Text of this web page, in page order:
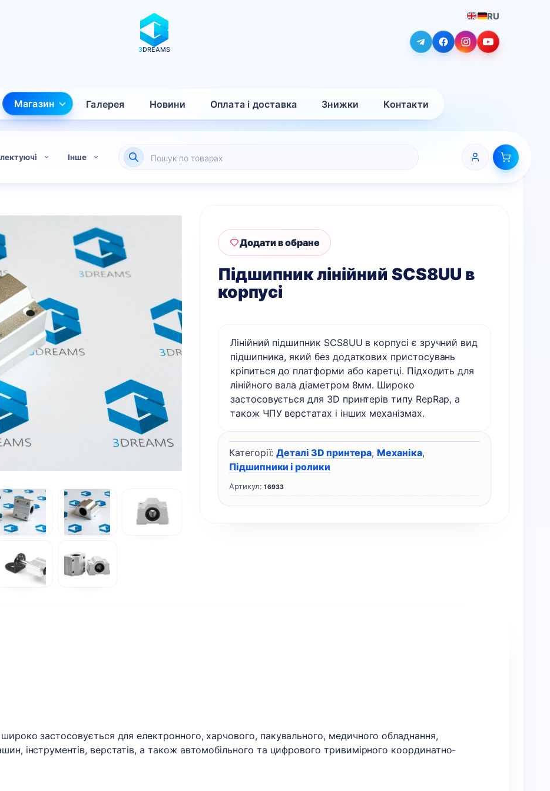
3DREAMS
Магазин Галерея Новини Оплата і доставка Знижки Контакти
RU
Інше Пошук
Підшипник лінійний SCS8UU в
корпусі
Лінійний підшипник SCS8UU в корпусі є зручний вид
підшипника, який без додаткових пристосувань
кріпиться до платформи або каретці. Підходить для
лінійного вала діаметром 8мм. Широко
застосовується для 3D принтерів типу RepRap, а
також ЧПУ верстатах і інших механізмах.
Додати в обране
Артикул:16933
Категорії:Деталі 3D принтера,Механіка,
Підшипники і ролики
застосовується для електронного, харчового, пакувального, медичного обладнання,
інструментів, верстатів, а також автомобільного та цифрового тривимірного координатно-